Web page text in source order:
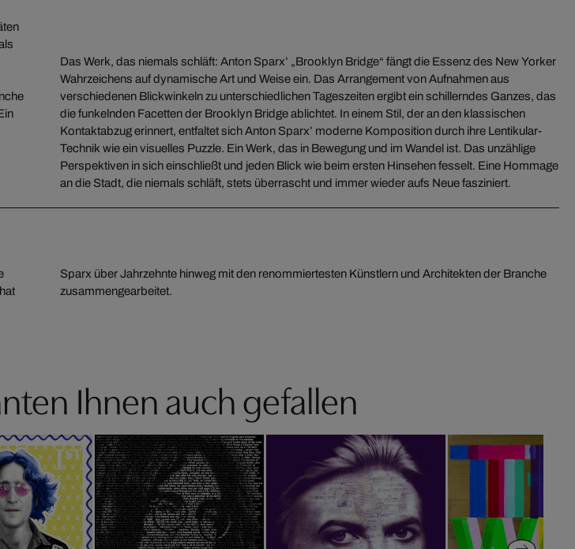
Das Werk, das niemals schläft: Anton Sparx’ „Brooklyn Bridge“ fängt die Essenz des New Yorker
Wahrzeichens auf dynamische Art und Weise ein. Das Arrangement von Aufnahmen aus
verschiedenen Blickwinkeln zu unterschiedlichen Tageszeiten ergibt ein schillerndes Ganzes, das
die funkelnden Facetten der Brooklyn Bridge ablichtet. In einem Stil, der an den klassischen
Kontaktabzug erinnert, entfaltet sich Anton Sparx’ moderne Komposition durch ihre Lentikular-
Technik wie ein visuelles Puzzle. Ein Werk, das in Bewegung und im Wandel ist. Das unzählige
Perspektiven in sich einschließt und jeden Blick wie beim ersten Hinsehen fesselt. Eine Hommage
an die Stadt, die niemals schläft, stets überrascht und immer wieder aufs Neue fasziniert.
zusammengearbeitet.
Ihnen auch gefallen